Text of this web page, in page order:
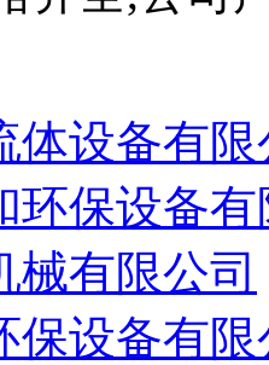
体设备有限
环保设备
械有限公司
保设备有限